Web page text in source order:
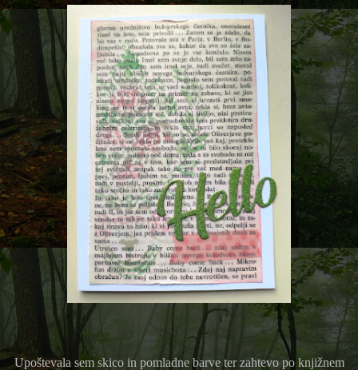
Upoštevala sem skico in pomladne barve ter zahtevo po knjižnem